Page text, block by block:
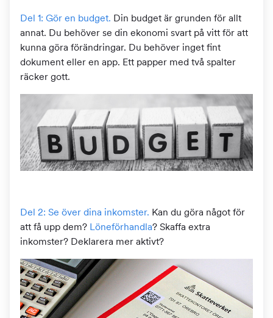
Del 1: Gör en budget. Din budget är grunden för allt
annat. Du behöver se din ekonomi svart på vitt för att
kunna göra förändringar. Du behöver inget fint
dokument eller en app. Ett papper med två spalter
räcker gott.
Del 2: Se över dina inkomster. Kan du göra något för
att få upp dem? Löneförhandla? Skaffa extra
inkomster? Deklarera mer aktivt?